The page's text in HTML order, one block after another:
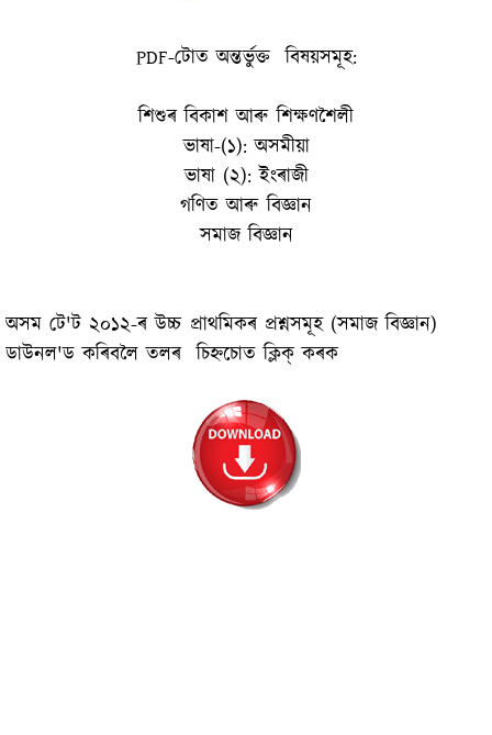
PDF-টোত অন্তৰ্ভুক্ত বিষয়সমূহ:
শিশুৰ বিকাশ আৰু শি‍ক্ষণশৈলী
ভাষা-(১): অসমীয়া
ভাষা (২): ইংৰাজী
গণিত আৰু বিজ্ঞান
সমাজ বিজ্ঞান
অসম টে‍'ট ২০১২-ৰ উচ্চ প্ৰাথমিকৰ প্ৰশ্নসমূহ (সমাজ বিজ্ঞান)
ডাউনল'ড কৰিবলৈ তলৰ চিহ্নচোত ক্লিক্ কৰক